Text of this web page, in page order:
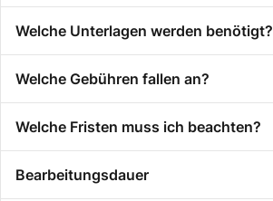
Welche Unterlagen werden benötigt?
Welche Gebühren fallen an?
Welche Fristen muss ich beachten?
Bearbeitungsdauer